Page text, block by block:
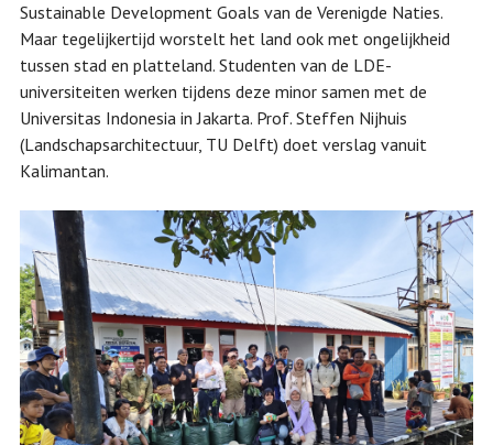
Sustainable Development Goals van de Verenigde Naties.
Maar tegelijkertijd worstelt het land ook met ongelijkheid
tussen stad en platteland. Studenten van de LDE-
universiteiten werken tijdens deze minor samen met de
Universitas Indonesia in Jakarta. Prof. Steffen Nijhuis
(Landschapsarchitectuur, TU Delft) doet verslag vanuit
Kalimantan.